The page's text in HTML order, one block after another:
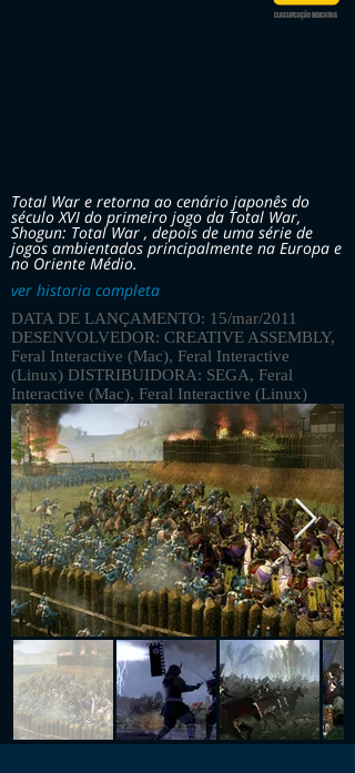
CLASSIFICAÇÃO INDICATIVA
Total War e retorna ao cenário japonês do
século XVI do primeiro jogo da Total War,
Shogun: Total War , depois de uma série de
jogos ambientados principalmente na Europa e
no Oriente Médio.
ver historia completa
DATA DE LANÇAMENTO: 15/mar/2011
DESENVOLVEDOR: CREATIVE ASSEMBLY,
Feral Interactive (Mac), Feral Interactive
(Linux) DISTRIBUIDORA: SEGA, Feral
Interactive (Mac), Feral Interactive (Linux)